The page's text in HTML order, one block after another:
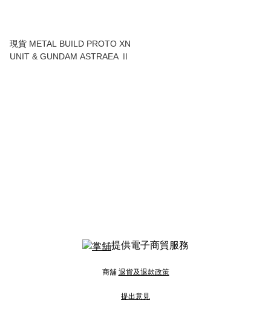
現貨 METAL BUILD PROTO XN
UNIT & GUNDAM ASTRAEA Ⅱ
提供電子商貿服務
商舖 退貨及退款政策
提出意見